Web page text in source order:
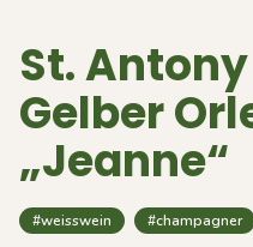
St.
Gelber
„Jeanne“
#weisswein #champagner